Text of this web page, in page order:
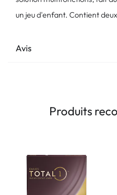
un jeu d'enfant. Contient
Avis
Produits